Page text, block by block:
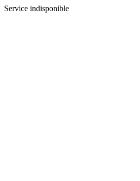
Service indisponible